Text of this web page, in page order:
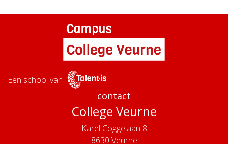
Een school van
contact
College Veurne
Karel Coggelaan 8
8630 Veurne